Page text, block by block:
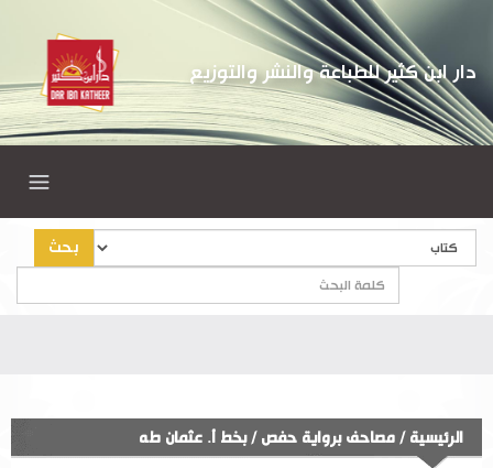
دار ابن كثير للطباعة والنشر والتوزيع
بحث
الرئيسية / مصاحف برواية حفص/بخط أ. عثمان طه